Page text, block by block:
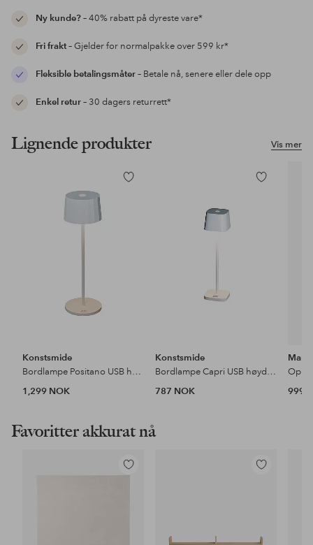
Ny kunde?– 40% rabatt på dyreste vare*
Fri frakt– Gjelder for normalpakke over 599 kr*
Fleksible betalingsmåter– Betale nå, senere eller dele opp
Enkel retur– 30 dagers returrett*
Vis mer
Lignende produkter
Legg
Konstsmide
Bordlampe Positano USB høyde 35 cm
1,299 NOK
Legg
Konstsmide
Bordlampe Capri USB høyde 20 cm
787 NOK
999
Favoritter akkurat nå
Legg
Legg